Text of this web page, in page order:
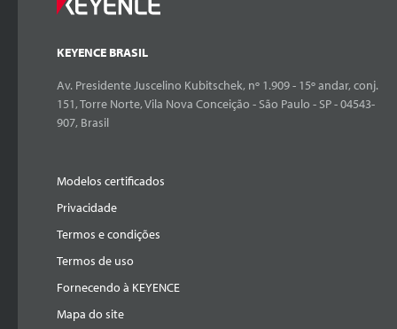
KEYENCE BRASIL
Av. Presidente Juscelino Kubitschek, nº 1.909 - 15º andar, conj.
151, Torre Norte, Vila Nova Conceição - São Paulo - SP - 04543-
907, Brasil
Modelos certificados
Privacidade
Termos e condições
Termos de uso
Fornecendo à KEYENCE
Mapa do site